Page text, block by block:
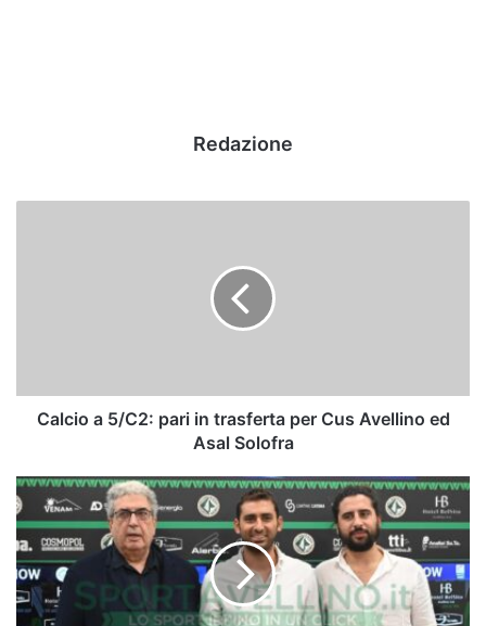
Redazione
Avellino
Calcio a 5/C2: pari in trasferta per Cus Avellino ed
Asal Solofra
Perinetti:
“Pazienza
usa
i
criteri
giusti